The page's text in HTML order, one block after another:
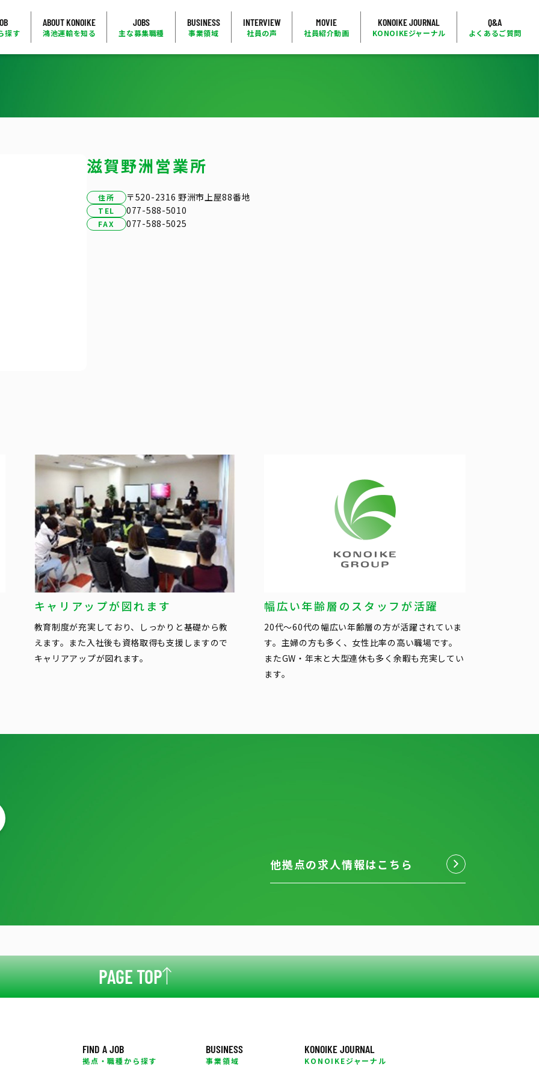
探す
ABOUT KONOIKE
鴻池運輸を知る
JOBS
主な募集職種
BUSINESS
事業領域
INTERVIEW
社員の声
MOVIE
社員紹介動画
KONOIKE JOURNAL
KONOIKEジャーナル
Q&A
よくあるご質問
滋賀野洲営業所
住所 〒520-2316 野洲市上屋88番地
TEL 077-588-5010
FAX 077-588-5025
キャリアップが図れます
教育制度が充実しており、しっかりと基礎から教
えます。また入社後も資格取得も支援しますので
キャリアアップが図れます。
幅広い年齢層のスタッフが活躍
20代〜60代の幅広い年齢層の方が活躍されていま
す。主婦の方も多く、女性比率の高い職場です。
またGW・年末と大型連休も多く余暇も充実してい
ます。
他拠点の求人情報はこちら
PAGE TOP
FIND A JOB
拠点・職種から探す
BUSINESS
事業領域
KONOIKE JOURNAL
KONOIKEジャーナル